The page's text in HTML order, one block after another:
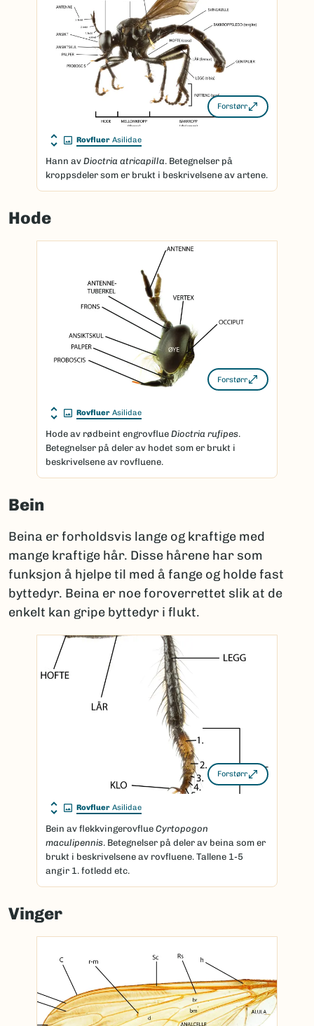
Forstørr
Rovfluer Asilidae
Hann av Dioctria atricapilla. Betegnelser på
kroppsdeler som er brukt i beskrivelsene av artene.
Hode
Forstørr
Rovfluer Asilidae
Hode av rødbeint engrovflue Dioctria rufipes.
Betegnelser på deler av hodet som er brukt i
beskrivelsene av rovfluene.
Bein
Beina er forholdsvis lange og kraftige med
mange kraftige hår. Disse hårene har som
funksjon å hjelpe til med å fange og holde fast
byttedyr. Beina er noe foroverrettet slik at de
enkelt kan gripe byttedyr i flukt.
Forstørr
Rovfluer Asilidae
Bein av flekkvingerovflue Cyrtopogon
maculipennis. Betegnelser på deler av beina som er
brukt i beskrivelsene av rovfluene. Tallene 1-5
angir 1. fotledd etc.
Vinger